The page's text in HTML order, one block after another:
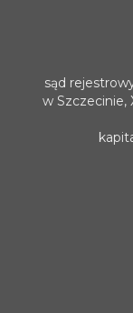
sąd
w Szczecinie,